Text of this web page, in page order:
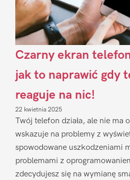
Czarny ekran
jak to naprawić gdy
reaguje na nic!
22 kwietnia 2025
Twój telefon działa, ale nie ma
wskazuje na problemy z
spowodowane uszkodzeniami
problemami z
zdecydujesz się na wymianę